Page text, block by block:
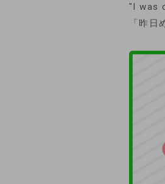
"I was
「昨